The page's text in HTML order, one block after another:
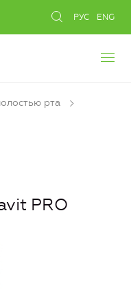
РУС ENG
рта
PRO